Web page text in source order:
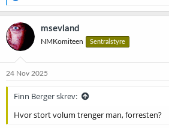
e
a
k
s
j
o
e
msevland
NMKomiteen Sentralstyre
24 Nov 2025
Finn Berger skrev:
Hvor stort volum trenger man, forresten?